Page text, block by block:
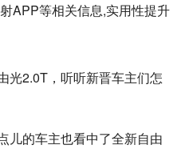
APP等相关信息,实用性提升
儿的车主也看中了全新自由